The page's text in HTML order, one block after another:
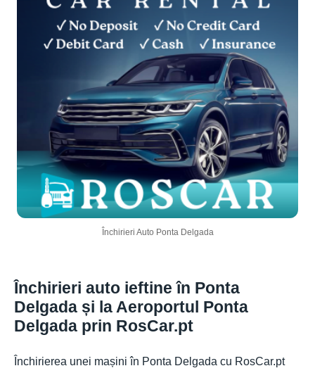
Închirieri Auto Ponta Delgada
Închirieri auto ieftine în Ponta
Delgada și la Aeroportul Ponta
Delgada prin RosCar.pt
Închirierea unei mașini în Ponta Delgada cu RosCar.pt